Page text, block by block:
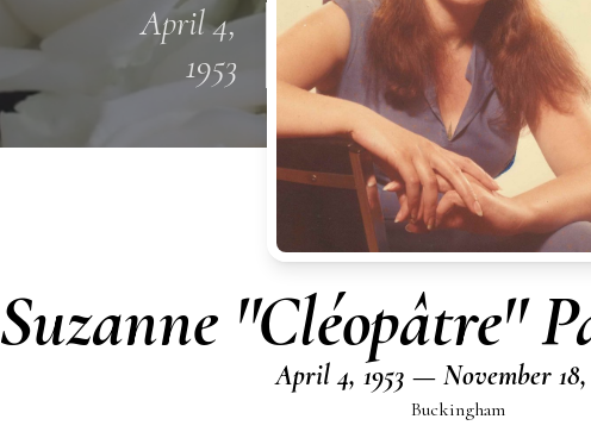
April 4,
1953
Suzanne ''Cléopâtre''
April 4, 1953 — November 18,
Buckingham